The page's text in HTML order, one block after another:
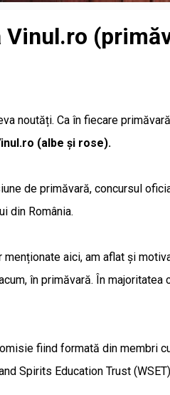
noutăți. Ca în fiecare
(albe și rose).
de primăvară, concursul
din România.
aici, am aflat și
în primăvară. În
fiind formată din membri
Spirits Education Trust